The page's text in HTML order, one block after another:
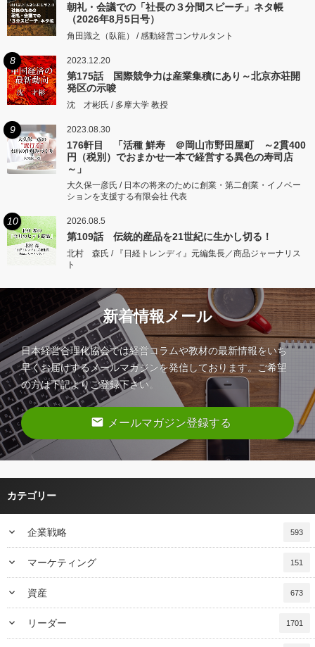
朝礼・会議での「社長の３分間スピーチ」ネタ帳
（2026年8月5日号）
角田識之（臥龍） / 感動経営コンサルタント
8 2023.12.20
第175話 国際競争力は産業集積にあり～北京亦荘開
発区の示唆
沈 才彬氏 / 多摩大学 教授
9 2023.08.30
176軒目 「活種 鮮寿 ＠岡山市野田屋町 ～2貫400
円（税別）でおまかせ一本で経営する異色の寿司店
～」
大久保一彦氏 / 日本の将来のために創業・第二創業・イノベー
ションを支援する有限会社 代表
10 2026.08.5
第109話 伝統的産品を21世紀に生かし切る！
北村 森氏 / 『日経トレンディ』元編集長／商品ジャーナリス
ト
新着情報メール
日本経営合理化協会では経営コラムや教材の最新情報をいち
早くお届けするメールマガジンを発信しております。ご希望
の方は下記よりご登録下さい。
email メールマガジン登録する
カテゴリー
keyboard_arrow_down 企業戦略 593
keyboard_arrow_down マーケティング 151
keyboard_arrow_down 資産 673
keyboard_arrow_down リーダー 1701